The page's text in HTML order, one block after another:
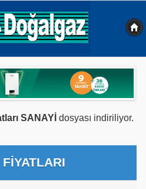
SANAYİ dosyası indiriliyor.
0,406 sn